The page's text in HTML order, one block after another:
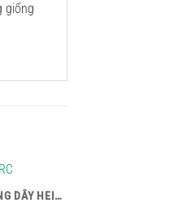
giống
HỆ THỐNG BÁO CHÁY KHÔNG DÂY HEIMAN